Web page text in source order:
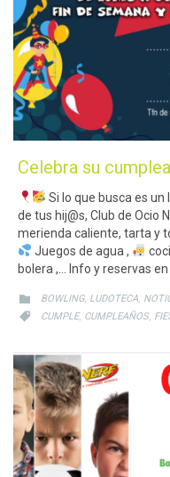
Celebra su
Si lo que busca es
de tus hij@s, Club de Ocio
merienda caliente, tarta y
Juegos de agua ,
bolera ,… Info y reservas en
 CATEGORY
BOWLING, LUDOTECA,

CATEGORY
CUMPLE, CUMPLEAÑOS,